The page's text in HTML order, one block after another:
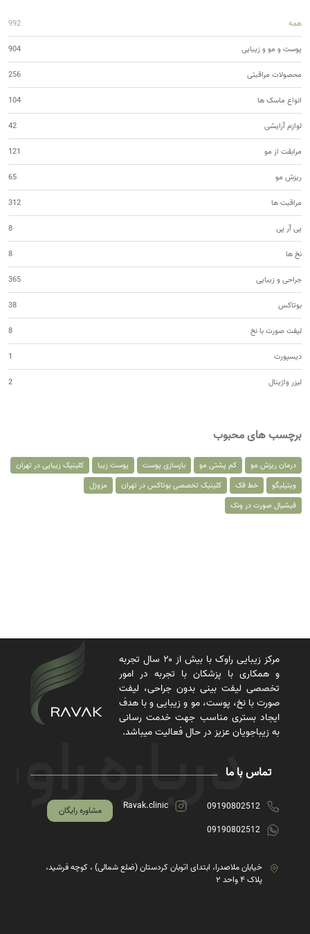
همه 992
پوست و مو و زیبایی 904
محصولات مراقبتی 256
انواع ماسک ها 104
لوازم آرایشی 42
مرابقت از مو 121
ریزش مو 65
مراقبت ها 312
پی آر پی 8
نخ ها 8
جراحی و زیبایی 365
بوتاکس 38
لیفت صورت با نخ 8
دیسپورت 1
لیزر واژینال 2
برچسب های محبوب
درمان ریزش مو کم پشتی مو بازسازی پوست پوست زیبا
کلینیک زیبایی در تهران
ویتیلیگو
خط فک کلینیک تخصصی بوتاکس در تهران
مزوژل
فیشیال صورت در ونک
مرکز زیبایی راوک با بیش از ۲۰ سال تجربه
و همکاری با پزشکان با تجربه در امور
تخصصی لیفت بینی بدون جراحی، لیفت
صورت با نخ، پوست، مو و زیبایی و با هدف
ایجاد بستری مناسب جهت خدمت رسانی
به زیباجویان عزیز در حال فعالیت میباشد.
تماس با ما
09190802512
09190802512
Ravak.clinic مشاوره رایگان
خیابان ملاصدرا، ابتدای اتوبان کردستان (ضلع شمالی) ، کوچه فرشید،
پلاک ۴ واحد ۲